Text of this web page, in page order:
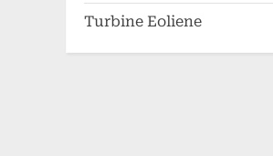
Turbine Eoliene